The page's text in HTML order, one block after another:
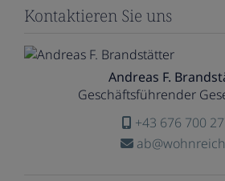
Kontaktieren Sie uns
Andreas F.
Geschäftsführender
+43 676 700